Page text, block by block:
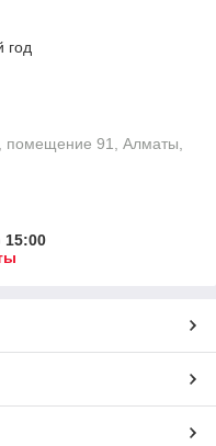
год
помещение 91, Алматы,
15:00